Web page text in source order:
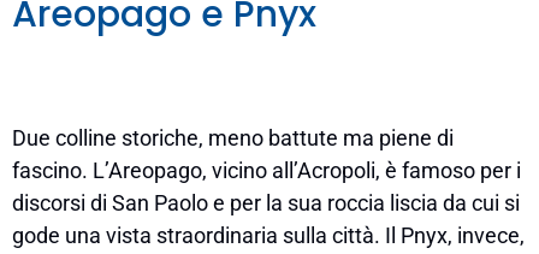
Areopago e Pnyx
Due colline storiche, meno battute ma piene di
fascino. L’Areopago, vicino all’Acropoli, è famoso per i
discorsi di San Paolo e per la sua roccia liscia da cui si
gode una vista straordinaria sulla città. Il Pnyx, invece,